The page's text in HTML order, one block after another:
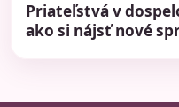
Priateľstvá v
ako si nájsť nové